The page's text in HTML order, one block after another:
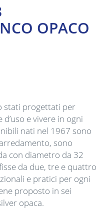
OPACO
stati progettati per
e vivere in ogni
nati nel 1967 sono
sono
con diametro da 32
da due, tre e quattro
e pratici per ogni
proposto in sei
opaca.